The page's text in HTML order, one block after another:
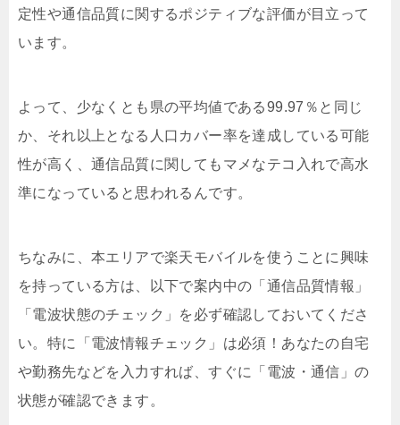
定性や通信品質に関するポジティブな評価が目立って
います。
よって、少なくとも県の平均値である99.97％と同じ
か、それ以上となる人口カバー率を達成している可能
性が高く、通信品質に関してもマメなテコ入れで高水
準になっていると思われるんです。
ちなみに、本エリアで楽天モバイルを使うことに興味
を持っている方は、以下で案内中の「通信品質情報」
「電波状態のチェック」を必ず確認しておいてくださ
い。特に「電波情報チェック」は必須！あなたの自宅
や勤務先などを入力すれば、すぐに「電波・通信」の
状態が確認できます。